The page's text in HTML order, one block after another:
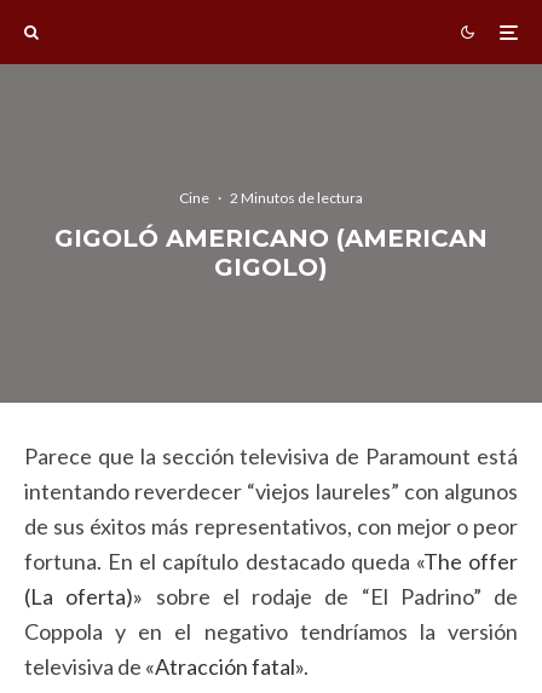
Cine · 2 Minutos de lectura
GIGOLÓ AMERICANO (AMERICAN
GIGOLO)
Parece que la sección televisiva de Paramount está
intentando reverdecer “viejos laureles” con algunos
de sus éxitos más representativos, con mejor o peor
fortuna. En el capítulo destacado queda «The offer
(La oferta)» sobre el rodaje de “El Padrino” de
Coppola y en el negativo tendríamos la versión
televisiva de «Atracción fatal».